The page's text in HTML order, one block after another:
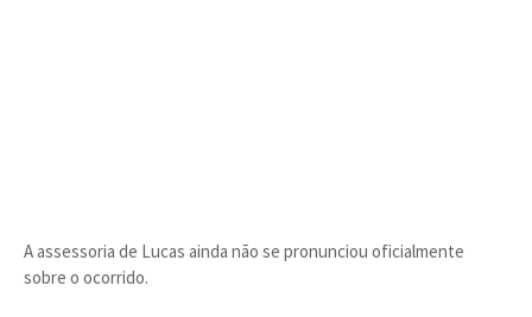
A assessoria de Lucas ainda não se pronunciou oficialmente
sobre o ocorrido.